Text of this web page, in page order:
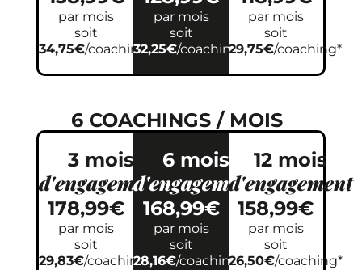
par mois
soit
34,75€/coaching*
par mois
soit
32,25€/coaching*
par mois
soit
29,75€/coaching*
6 COACHINGS / MOIS
3 mois
d'engagement
178,99€
par mois
soit
29,83€/coaching*
6 mois
d'engagement
168,99€
par mois
soit
28,16€/coaching*
12 mois
d'engagement
158,99€
par mois
soit
26,50€/coaching*